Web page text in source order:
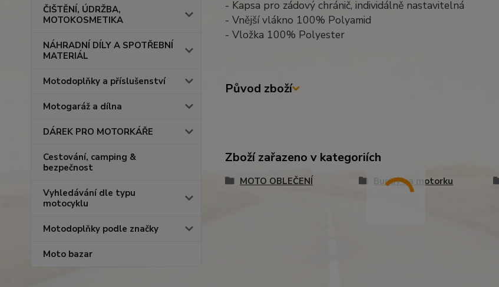
ČIŠTĚNÍ, ÚDRŽBA,
MOTOKOSMETIKA
NÁHRADNÍ DÍLY A SPOTŘEBNÍ
MATERIÁL
Motodoplňky a příslušenství
Motogaráž a dílna
DÁREK PRO MOTORKÁŘE
Cestování, camping &
bezpečnost
Vyhledávání dle typu
motocyklu
Motodoplňky podle značky
Moto bazar
- Kapsa pro zádový chránič, individálně nastavitelná
- Vnější vlákno 100% Polyamid
- Vložka 100% Polyester
Původ zboží
Zboží zařazeno v kategoriích
MOTO OBLEČENÍ Bundy na motorku